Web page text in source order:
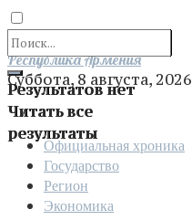
Результатов нет
Читать все
результаты
Отправить
Республика Армения
Суббота, 8 августа, 2026
Официальная хроника
Государство
Регион
Экономика